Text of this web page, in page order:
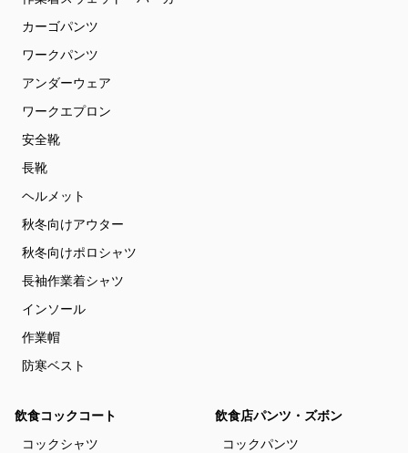
カーゴパンツ
ワークパンツ
アンダーウェア
ワークエプロン
安全靴
長靴
ヘルメット
秋冬向けアウター
秋冬向けポロシャツ
長袖作業着シャツ
インソール
作業帽
防寒ベスト
飲食コックコート
コックシャツ
飲食店パンツ・ズボン
コックパンツ